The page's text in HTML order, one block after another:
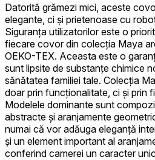
Datorită grămezi mici, aceste
elegante, ci și prietenoase cu
Siguranța utilizatorilor este o
fiecare covor din colecția Maya
OEKO-TEX. Aceasta este o
sunt lipsite de substanțe chimice
sănătatea familiei tale. Colecția
doar prin funcționalitate, ci și prin
Modelele dominante sunt
abstracte și aranjamente
numai că vor adăuga eleganță
și un element important al
conferind camerei un caracter